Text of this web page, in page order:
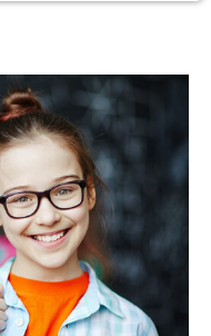
Funktionen und sind
Einverständnis-
Diese Informationen